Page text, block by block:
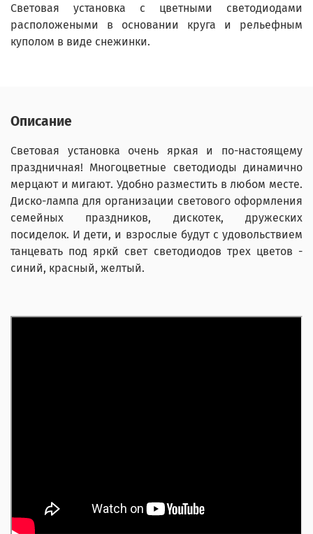
Световая установка с цветными светодиодами
расположеными в основании круга и рельефным
куполом в виде снежинки.
Описание
Световая установка очень яркая и по-настоящему
праздничная! Многоцветные светодиоды динамично
мерцают и мигают. Удобно разместить в любом месте.
Диско-лампа для организации светового оформления
семейных праздников, дискотек, дружеских
посиделок. И дети, и взрослые будут с удовольствием
танцевать под яркй свет светодиодов трех цветов -
синий, красный, желтый.